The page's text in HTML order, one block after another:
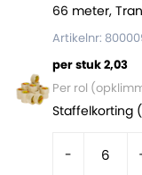
pallet zitten 3960
Dozen op
Zijn deze
waar je naar op
laten bedrukken?
dozen op maat
66 meter,
Artikelnr:
per stuk 2,03
Per rol
Staffelkorting
-